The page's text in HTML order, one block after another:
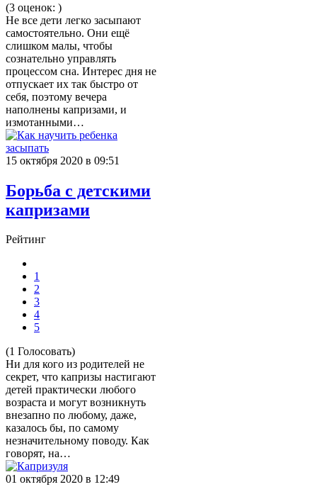
(3 оценок: )
Не все дети легко засыпают
самостоятельно. Они ещё
слишком малы, чтобы
сознательно управлять
процессом сна. Интерес дня не
отпускает их так быстро от
себя, поэтому вечера
наполнены капризами, и
измотанными…
15 октября 2020 в 09:51
Борьба с детскими
капризами
Рейтинг
1
2
3
4
5
(1 Голосовать)
Ни для кого из родителей не
секрет, что капризы настигают
детей практически любого
возраста и могут возникнуть
внезапно по любому, даже,
казалось бы, по самому
незначительному поводу. Как
говорят, на…
01 октября 2020 в 12:49